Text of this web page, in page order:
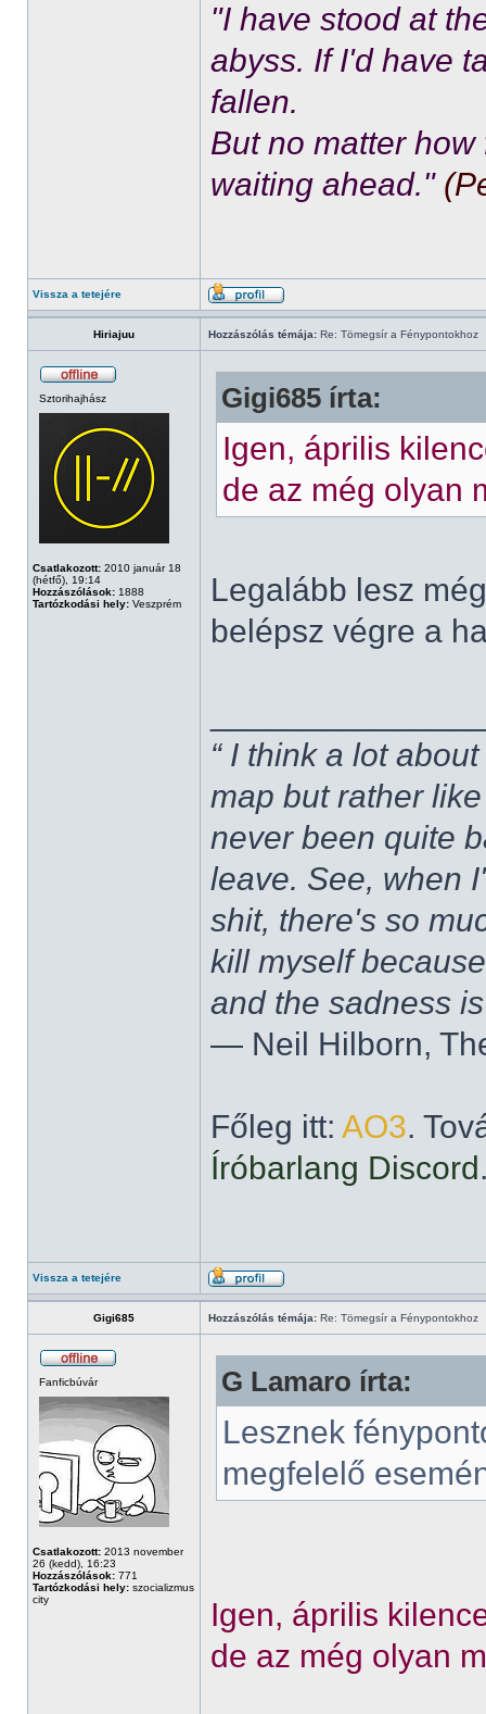
"I have stood at
abyss. If I'd have
fallen.
But no matter
waiting ahead."
Vissza a tetejére
Hiriajuu Hozzászólás témája: Re: Tömegsír a Fénypontokhoz
Sztorihajhász
Csatlakozott: 2010 január 18
(hétfő), 19:14
Hozzászólások: 1888
Tartózkodási hely: Veszprém
Gigi685 írta:
Igen, április
de az még olyan
Legalább lesz
belépsz végre a
“ I think a lot
map but rather
never been quite
leave. See, when
shit, there's so
kill myself
and the sadness
― Neil Hilborn,
Főleg itt: AO3.
Íróbarlang Discord
Vissza a tetejére
Gigi685 Hozzászólás témája: Re: Tömegsír a Fénypontokhoz
Fanficbúvár
Csatlakozott: 2013 november
26 (kedd), 16:23
Hozzászólások: 771
Tartózkodási hely: szocializmus
city
G Lamaro írta:
Lesznek
megfelelő
Igen, április
de az még olyan